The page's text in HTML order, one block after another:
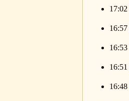
17:02
16:57
16:53
16:51
16:48